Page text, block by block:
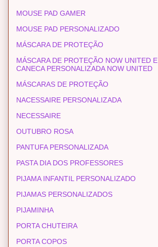
MOUSE PAD GAMER
MOUSE PAD PERSONALIZADO
MÁSCARA DE PROTEÇÃO
MÁSCARA DE PROTEÇÃO NOW UNITED E
CANECA PERSONALIZADA NOW UNITED
MÁSCARAS DE PROTEÇÃO
NACESSAIRE PERSONALIZADA
NECESSAIRE
OUTUBRO ROSA
PANTUFA PERSONALIZADA
PASTA DIA DOS PROFESSORES
PIJAMA INFANTIL PERSONALIZADO
PIJAMAS PERSONALIZADOS
PIJAMINHA
PORTA CHUTEIRA
PORTA COPOS